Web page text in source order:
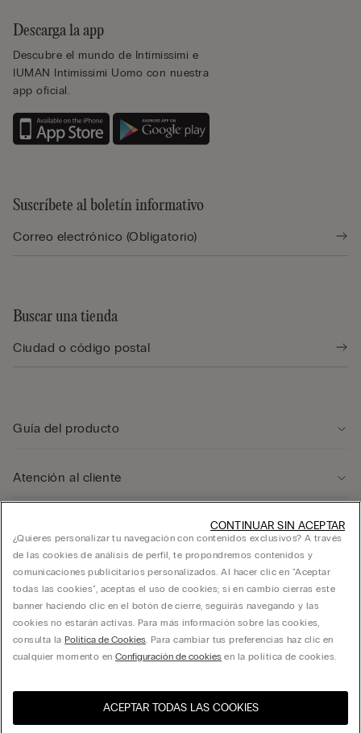
Selecciona la talla
Descarga la app
Descubre el mundo de Intimissimi e
IUMAN Intimissimi Uomo con nuestra
app oficial.
Suscríbete al boletín informativo
Buscar una tienda
Guía del producto
Atención al cliente
Empresa
FRANCHISING CALZEDONIA ESPAÑA, S.A. calle Ciencias 71-87, Polígono Pedrosa,
United States
¿Quieres personalizar tu navegación con contenidos exclusivos? A través
de las cookies de análisis de perfil, te propondremos contenidos y
comunicaciones publicitarios personalizados. Al hacer clic en "Aceptar
todas las cookies", aceptas el uso de cookies; si en cambio cierras este
banner haciendo clic en el botón de cierre, seguirás navegando y las
cookies no estarán activas. Para más información sobre las cookies,
consulta laPolítica de Cookies. Para cambiar tus preferencias haz clic en
cualquier momento enConfiguración de cookies en la política de cookies.
ACEPTAR TODAS LAS COOKIES
CONTINUAR SIN ACEPTAR